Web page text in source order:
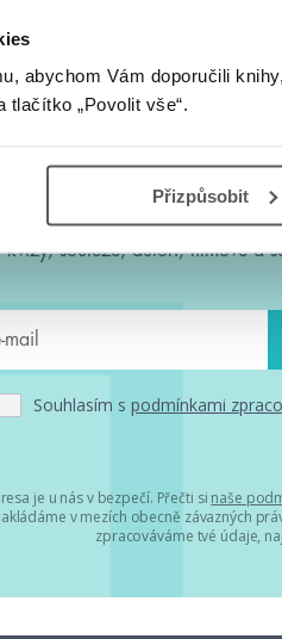
abychom Vám doporučili
tlačítko „Povolit vše“.
Přizpůsobit
#youngadult každý měsíc
kvízy, soutěže, autoři, filmové a
Souhlasím s podmínkami
je u nás v bezpečí. Přečti si naše
v mezích obecně závazných
zpracováváme tvé údaje,